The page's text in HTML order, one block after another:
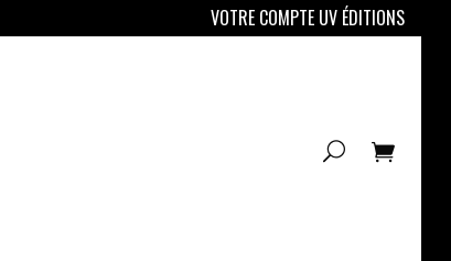
VOTRE COMPTE UV ÉDITIONS